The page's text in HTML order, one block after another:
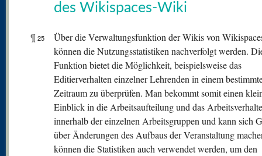
des Wikispaces-Wiki
¶ 25
Über die Verwaltungsfunktion der Wikis von
können die Nutzungsstatistiken nachverfolgt werden.
Funktion bietet die Möglichkeit, beispielsweise das
Editierverhalten einzelner Lehrenden in einem
Zeitraum zu überprüfen. Man bekommt somit einen
Einblick in die Arbeitsaufteilung und das
innerhalb der einzelnen Arbeitsgruppen und kann sich
über Änderungen des Aufbaus der Veranstaltung
können die Statistiken auch verwendet werden, um den